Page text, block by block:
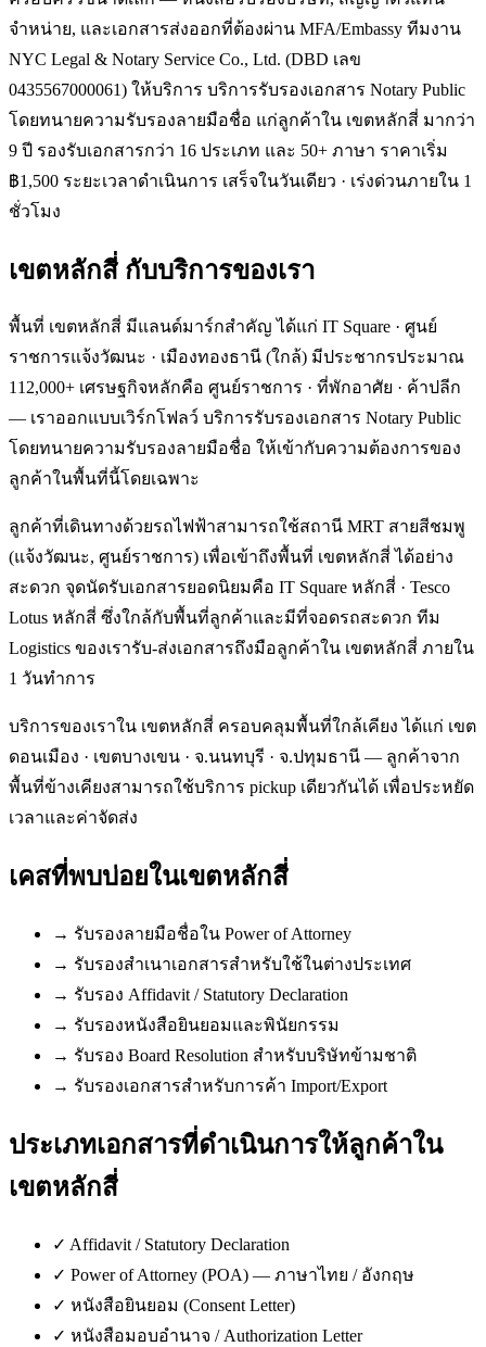
จำหน่าย, และเอกสารส่งออกที่ต้องผ่าน MFA/Embassy ทีมงาน
NYC Legal & Notary Service Co., Ltd. (DBD เลข
0435567000061) ให้บริการ บริการรับรองเอกสาร Notary Public
โดยทนายความรับรองลายมือชื่อ แก่ลูกค้าใน เขตหลักสี่ มากว่า
9 ปี รองรับเอกสารกว่า 16 ประเภท และ 50+ ภาษา ราคาเริ่ม
฿1,500 ระยะเวลาดำเนินการ เสร็จในวันเดียว · เร่งด่วนภายใน 1
ชั่วโมง
เขตหลักสี่กับบริการของเรา
พื้นที่ เขตหลักสี่ มีแลนด์มาร์กสำคัญ ได้แก่ IT Square · ศูนย์
ราชการแจ้งวัฒนะ · เมืองทองธานี (ใกล้) มีประชากรประมาณ
112,000+ เศรษฐกิจหลักคือ ศูนย์ราชการ · ที่พักอาศัย · ค้าปลีก
— เราออกแบบเวิร์กโฟลว์ บริการรับรองเอกสาร Notary Public
โดยทนายความรับรองลายมือชื่อ ให้เข้ากับความต้องการของ
ลูกค้าในพื้นที่นี้โดยเฉพาะ
ลูกค้าที่เดินทางด้วยรถไฟฟ้าสามารถใช้สถานี MRT สายสีชมพู
(แจ้งวัฒนะ, ศูนย์ราชการ) เพื่อเข้าถึงพื้นที่ เขตหลักสี่ ได้อย่าง
สะดวก จุดนัดรับเอกสารยอดนิยมคือ IT Square หลักสี่ · Tesco
Lotus หลักสี่ ซึ่งใกล้กับพื้นที่ลูกค้าและมีที่จอดรถสะดวก ทีม
Logistics ของเรารับ-ส่งเอกสารถึงมือลูกค้าใน เขตหลักสี่ ภายใน
1 วันทำการ
บริการของเราใน เขตหลักสี่ ครอบคลุมพื้นที่ใกล้เคียง ได้แก่ เขต
ดอนเมือง · เขตบางเขน · จ.นนทบุรี · จ.ปทุมธานี — ลูกค้าจาก
พื้นที่ข้างเคียงสามารถใช้บริการ pickup เดียวกันได้ เพื่อประหยัด
เวลาและค่าจัดส่ง
เคสที่พบบ่อยในเขตหลักสี่
→ รับรองลายมือชื่อใน Power of Attorney
→ รับรองสำเนาเอกสารสำหรับใช้ในต่างประเทศ
→ รับรอง Affidavit / Statutory Declaration
→ รับรองหนังสือยินยอมและพินัยกรรม
→ รับรอง Board Resolution สำหรับบริษัทข้ามชาติ
→ รับรองเอกสารสำหรับการค้า Import/Export
ประเภทเอกสารที่ดำเนินการให้ลูกค้าใน
เขตหลักสี่
✓ Affidavit / Statutory Declaration
✓ Power of Attorney (POA) — ภาษาไทย / อังกฤษ
✓ หนังสือยินยอม (Consent Letter)
✓ หนังสือมอบอำนาจ / Authorization Letter